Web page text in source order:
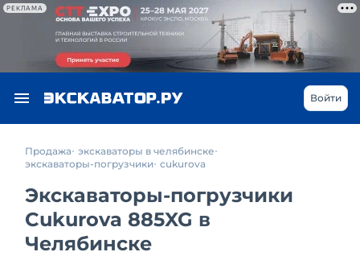
РЕКЛАМА
Войти
Продажа экскаваторы в челябинске
экскаваторы-погрузчики cukurova
Экскаваторы-погрузчики
Cukurova 885XG в
Челябинске